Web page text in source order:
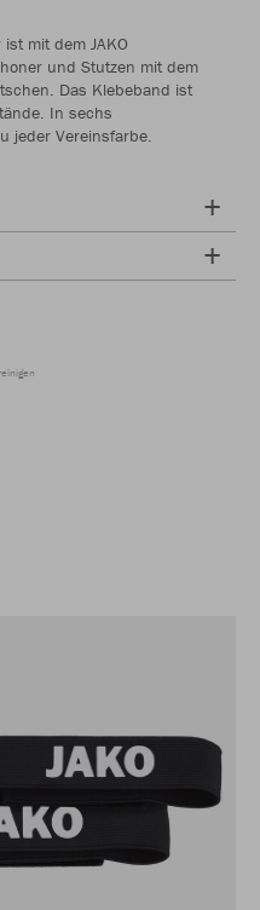
mit dem JAKO
und Stutzen mit dem
Das Klebeband ist
In sechs
jeder Vereinsfarbe.